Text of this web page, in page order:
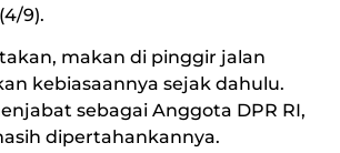
9).
makan di pinggir jalan
kebiasaannya sejak dahulu.
sebagai Anggota DPR RI,
dipertahankannya.